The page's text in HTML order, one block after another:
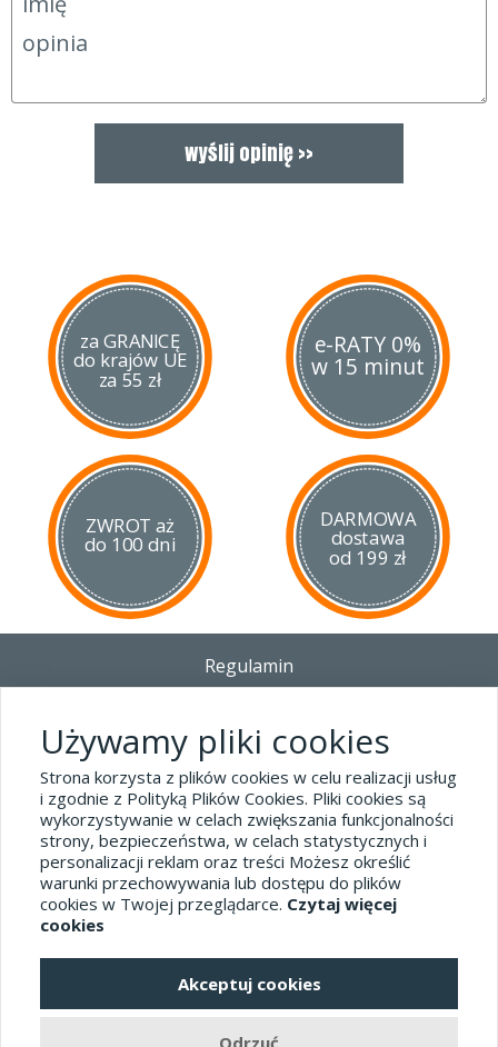
strumień wtórny (oczny), boki są mocniej doświetlone,
latarka ma mniejszy zasięg, ale światło jest efektywniej
wykorzystywane na bliższych dystansach.
za GRANICĘ
do krajów UE
za 55 zł
e-RATY 0%
w 15 minut
ZWROT aż
do 100 dni
DARMOWA
dostawa
od 199 zł
Regulamin
Polityka prywatności i pliki cookies
Blog
Dane kontaktowe
tel.32 445-74-07
sklep@hard-skin.pl
pełna wersja sklepu
Używamy pliki cookies
Strona korzysta z plików cookies w celu realizacji usług
i zgodnie z Polityką Plików Cookies. Pliki cookies są
wykorzystywanie w celach zwiększania funkcjonalności
strony, bezpieczeństwa, w celach statystycznych i
personalizacji reklam oraz treści Możesz określić
warunki przechowywania lub dostępu do plików
cookies w Twojej przeglądarce. Czytaj więcej
cookies
Akceptuj cookies
Odrzuć